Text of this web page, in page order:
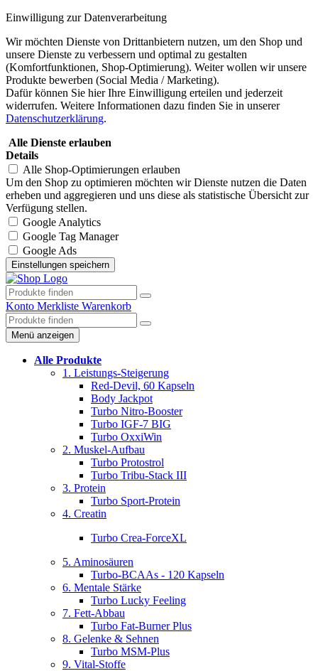
Einwilligung zur Datenverarbeitung
Wir möchten Dienste von Drittanbietern nutzen, um den Shop und
unsere Dienste zu verbessern und optimal zu gestalten
(Komfortfunktionen, Shop-Optimierung). Weiter wollen wir unsere
Produkte bewerben (Social Media / Marketing).
Dafür können Sie hier Ihre Einwilligung erteilen und jederzeit
widerrufen. Weitere Informationen dazu finden Sie in unserer
Datenschutzerklärung.
Alle Dienste erlauben
Details
Alle Shop-Optimierungen erlauben
Um den Shop zu optimieren möchten wir Dienste nutzen die Daten
erheben und aggregieren und uns diese als statistische Übersicht zur
Verfügung stellen.
Google Analytics
Google Tag Manager
Google Ads
Konto Merkliste Warenkorb
Menü anzeigen
Alle Produkte
1. Leistungs-Steigerung
Red-Devil, 60 Kapseln
Body Jackpot
Turbo Nitro-Booster
Turbo IGF-7 BIG
Turbo OxxiWin
2. Muskel-Aufbau
Turbo Protostrol
Turbo Tribu-Stack III
3. Protein
Turbo Sport-Protein
4. Creatin
Turbo Crea-ForceXL
5. Aminosäuren
Turbo-BCAAs - 120 Kapseln
6. Mentale Stärke
Turbo Lucky Feeling
7. Fett-Abbau
Turbo Fat-Burner Plus
8. Gelenke & Sehnen
Turbo MSM-Plus
9. Vital-Stoffe